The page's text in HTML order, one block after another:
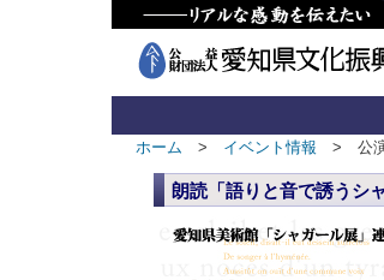
ホーム > イベント情報 > 公
朗読「語りと音で誘うシ